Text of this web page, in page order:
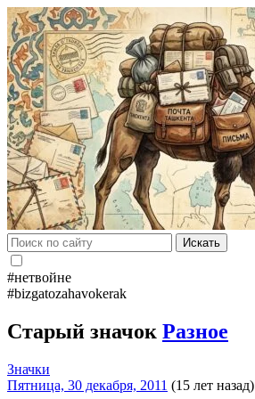
Искать
#нетвойне
#bizgatozahavokerak
Старый значок Разное
Значки
Пятница, 30 декабря, 2011 (15 лет назад)